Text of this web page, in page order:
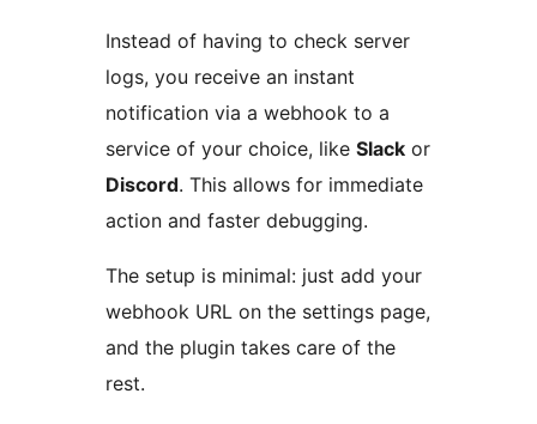
Instead of having to check server
logs, you receive an instant
notification via a webhook to a
service of your choice, like Slack or
Discord. This allows for immediate
action and faster debugging.
The setup is minimal: just add your
webhook URL on the settings page,
and the plugin takes care of the
rest.